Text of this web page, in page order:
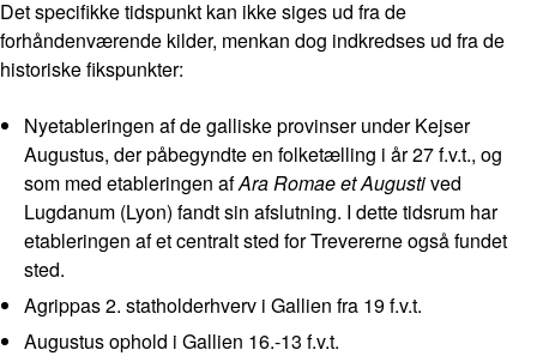
Det specifikke tidspunkt kan ikke siges ud fra de
forhåndenværende kilder, menkan dog indkredses ud fra de
historiske fikspunkter:
Nyetableringen af de galliske provinser under Kejser
Augustus, der påbegyndte en folketælling i år 27 f.v.t., og
som med etableringen afAra Romae et Augustived
Lugdanum (Lyon) fandt sin afslutning. I dette tidsrum har
etableringen af et centralt sted for Trevererne også fundet
sted.
Agrippas 2. statholderhverv i Gallien fra 19 f.v.t.
Augustus ophold i Gallien 16.-13 f.v.t.